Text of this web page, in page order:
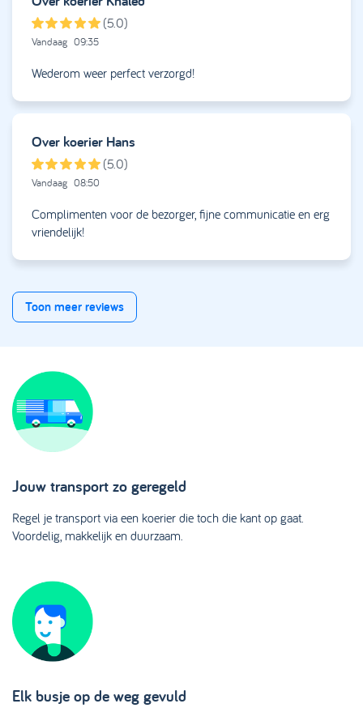
(5.0)
Vandaag 09:35
Wederom weer perfect verzorgd!
Over koerier Hans
(5.0)
Vandaag 08:50
Complimenten voor de bezorger, fijne communicatie en erg
vriendelijk!
Toon meer reviews
Jouw transport zo geregeld
Regel je transport via een koerier die toch die kant op gaat.
Voordelig, makkelijk en duurzaam.
Elk busje op de weg gevuld